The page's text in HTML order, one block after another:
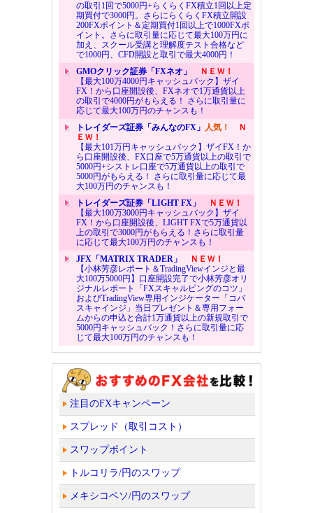
の取引1回で5000円+らくらくFX積立1回以上定
期買付で3000円。さらにらくらくFX積立開設
200FXポイント＆定期買付1回以上で1000FXポ
イント。さらに取引量に応じて最大100万円に
加え、スクール受講と理解度テスト合格など
で1000円、CFD開設と取引で最大4000円！
GMOクリック証券「FXネオ」
ＮＥＷ！
【最大100万4000円キャッシュバック】ザイ
FX！から口座開設後、FXネオで1万通貨以上
の取引で4000円がもらえる！ さらに取引量に
応じて最大100万円のチャンスも！
トレイダーズ証券「みんなのFX」 人気！
Ｎ
ＥＷ！
【最大101万円キャッシュバック】ザイFX！か
ら口座開設後、FX口座で5万通貨以上の取引で
5000円+シストレ口座で5万通貨以上の取引で
5000円がもらえる！ さらに取引量に応じて最
大100万円のチャンスも！
トレイダーズ証券「LIGHT FX」
ＮＥＷ！
【最大100万3000円キャッシュバック】ザイ
FX！から口座開設後、LIGHT FXで5万通貨以
上の取引で3000円がもらえる！さらに取引量
に応じて最大100万円のチャンスも！
JFX「MATRIX TRADER」
ＮＥＷ！
【小林芳彦レポート＆TradingViewインジと最
大100万5000円】口座開設完了で小林芳彦オリ
ジナルレポート「FXスキャルピングのコツ」
およびTradingView専用インジケーター「コバ
スキャインジ」当日プレゼント＆専用フォー
ムからの申込と合計1万通貨以上の新規取引で
5000円キャッシュバック！さらに取引量に応
じて最大100万円のチャンスも！
注目のFXキャンペーン
スプレッド（取引コスト）
スワップポイント
トルコリラ/円のスワップ
メキシコペソ/円のスワップ